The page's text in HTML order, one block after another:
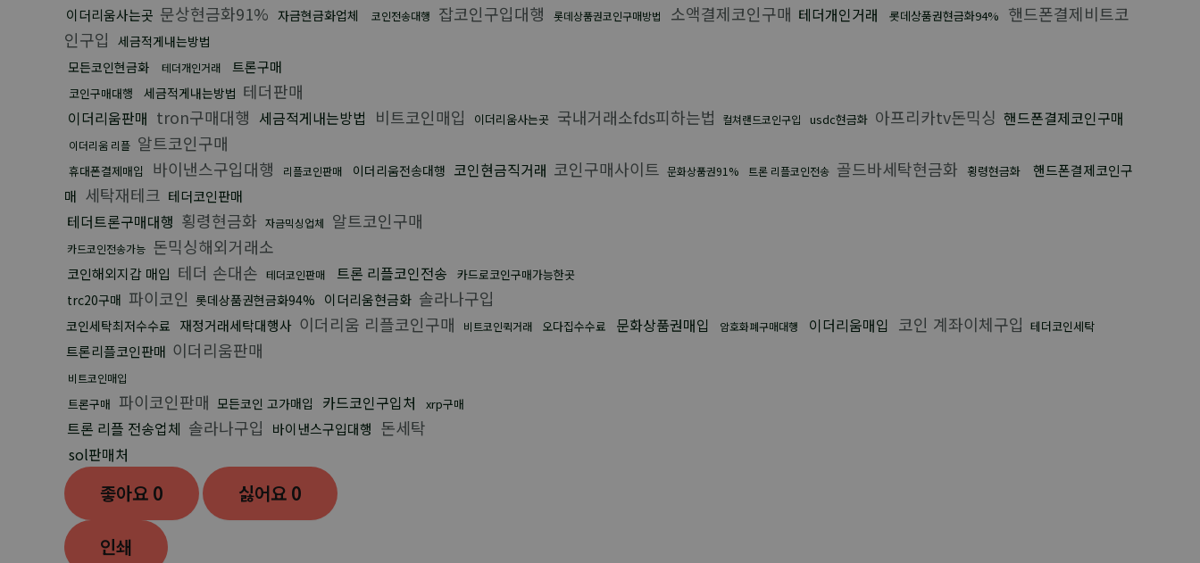
이더리움사는곳 문상현금화91% 자금현금화업체 코인전송대행 잡코인구입대행 롯데상품권코인구매방법 소액결제코인구매 테더개인거래 롯데상품권현금화94%
핸드폰결제비트코
인구입 세금적게내는방법
모든코인현금화
테더개인거래 트론구매
코인구매대행 세금적게내는방법 테더판매
이더리움판매 tron구매대행 세금적게내는방법 비트코인매입 이더리움사는곳 국내거래소fds피하는법 컬쳐랜드코인구입 usdc현금화 아프리카tv돈믹싱 핸드폰결제코인구매
이더리움 리플 알트코인구매
휴대폰결제매입 바이낸스구입대행 리플코인판매 이더리움전송대행 코인현금직거래 코인구매사이트 문화상품권91% 트론 리플코인전송 골드바세탁현금화 횡령현금화
핸드폰결제코인구
매 세탁재테크 테더코인판매
테더트론구매대행 횡령현금화 자금믹싱업체 알트코인구매
카드코인전송가능 돈믹싱해외거래소
코인해외지갑 매입 테더 손대손 테더코인판매 트론 리플코인전송 카드로코인구매가능한곳
trc20구매 파이코인 롯데상품권현금화94% 이더리움현금화 솔라나구입
코인세탁최저수수료 재정거래세탁대행사 이더리움 리플코인구매 비트코인퀵거래 오다집수수료 문화상품권매입 암호화폐구매대행 이더리움매입 코인 계좌이체구입 테더코인세탁
트론리플코인판매 이더리움판매
비트코인매입
트론구매 파이코인판매 모든코인 고가매입 카드코인구입처 xrp구매
트론 리플 전송업체 솔라나구입 바이낸스구입대행 돈세탁
sol판매처
좋아요 0 싫어요 0
인쇄